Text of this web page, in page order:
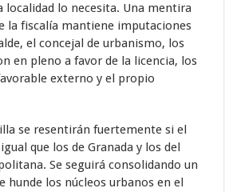
localidad lo necesita. Una mentira
la fiscalía mantiene imputaciones
el concejal de urbanismo, los
en pleno a favor de la licencia, los
externo y el propio
se resentirán fuertemente si el
que los de Granada y los del
Se seguirá consolidando un
hunde los núcleos urbanos en el